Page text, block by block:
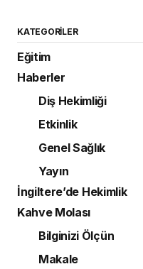
KATEGORILER
Eğitim
Haberler
Diş Hekimliği
Etkinlik
Genel Sağlık
Yayın
İngiltere’de Hekimlik
Kahve Molası
Bilginizi Ölçün
Makale